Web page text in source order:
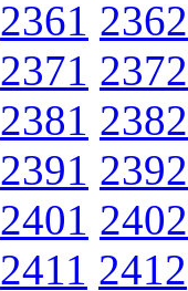
2361 2362
2371 2372
2381 2382
2391 2392
2401 2402
2411 2412